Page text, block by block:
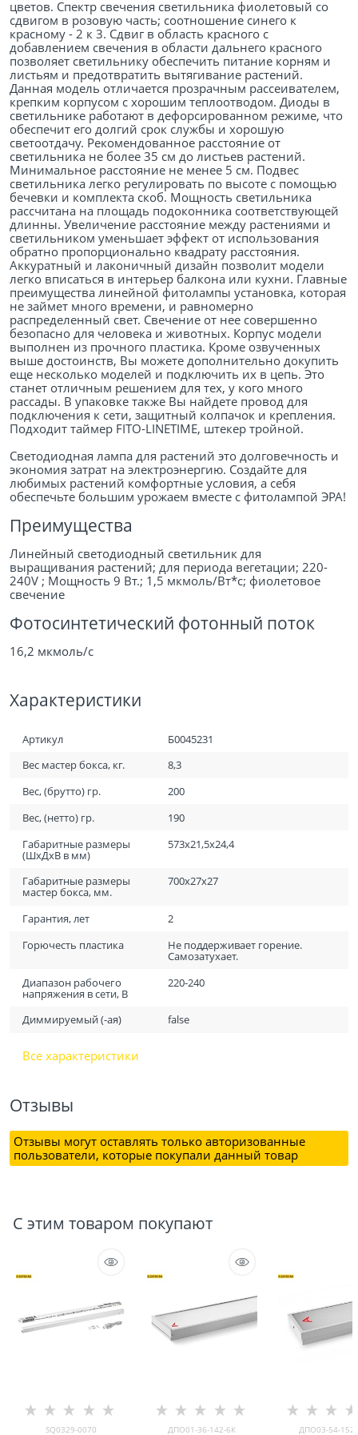
цветов. Спектр свечения светильника фиолетовый со
сдвигом в розовую часть; соотношение синего к
красному - 2 к 3. Сдвиг в область красного с
добавлением свечения в области дальнего красного
позволяет светильнику обеспечить питание корням и
листьям и предотвратить вытягивание растений.
Данная модель отличается прозрачным рассеивателем,
крепким корпусом с хорошим теплоотводом. Диоды в
светильнике работают в дефорсированном режиме, что
обеспечит его долгий срок службы и хорошую
светоотдачу. Рекомендованное расстояние от
светильника не более 35 см до листьев растений.
Минимальное расстояние не менее 5 см. Подвес
светильника легко регулировать по высоте с помощью
бечевки и комплекта скоб. Мощность светильника
рассчитана на площадь подоконника соответствующей
длинны. Увеличение расстояние между растениями и
светильником уменьшает эффект от использования
обратно пропорционально квадрату расстояния.
Аккуратный и лаконичный дизайн позволит модели
легко вписаться в интерьер балкона или кухни. Главные
преимущества линейной фитолампы установка, которая
не займет много времени, и равномерно
распределенный свет. Свечение от нее совершенно
безопасно для человека и животных. Корпус модели
выполнен из прочного пластика. Кроме озвученных
выше достоинств, Вы можете дополнительно докупить
еще несколько моделей и подключить их в цепь. Это
станет отличным решением для тех, у кого много
рассады. В упаковке также Вы найдете провод для
подключения к сети, защитный колпачок и крепления.
Подходит таймер FITO-LINETIME, штекер тройной.
Светодиодная лампа для растений это долговечность и
экономия затрат на электроэнергию. Создайте для
любимых растений комфортные условия, а себя
обеспечьте большим урожаем вместе с фитолампой ЭРА!
Преимущества
Линейный светодиодный светильник для
выращивания растений; для периода вегетации; 220-
240V ; Мощность 9 Вт.; 1,5 мкмоль/Вт*с; фиолетовое
свечение
Фотосинтетический фотонный поток
16,2 мкмоль/c
Характеристики
Артикул
Б0045231
Вес мастер бокса, кг.
8,3
Вес, (брутто) гр.
200
Вес, (нетто) гр.
190
Габаритные размеры
(ШхДхВ в мм)
573х21,5х24,4
Габаритные размеры
мастер бокса, мм.
700х27х27
Гарантия, лет
2
Горючесть пластика
Не поддерживает горение.
Самозатухает.
Диапазон рабочего
напряжения в сети, В
220-240
Диммируемый (-ая) false
Все характеристики
Отзывы
Отзывы могут оставлять только авторизованные
пользователи, которые покупали данный товар
С этим товаром покупают
SQ0329-0070 ДПО01-36-142-6К ДПО03-54-